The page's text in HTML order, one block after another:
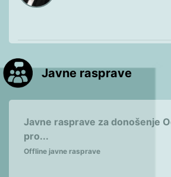
Javne rasprave
Javne rasprave za donošenje
pro...
Offline javne rasprave